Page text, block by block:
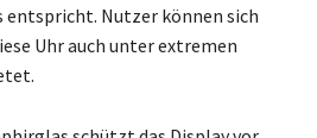
Nutzer können sich
Uhr auch unter extremen